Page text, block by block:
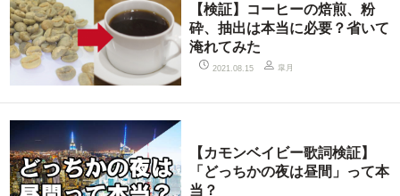
【検証】コーヒーの焙煎、粉
砕、抽出は本当に必要？省いて
淹れてみた
2021.08.15 皐月
【カモンベイビー歌詞検証】
「どっちかの夜は昼間」って本
当？